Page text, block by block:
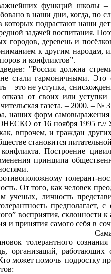
функций школы –
в наши дни, когда,
которых подрастают наши
задачей воспитания.
городов, деревень и
к другим народам,
споров и
"Россия должна
стали гармоничными.
это не уступка,
отказа от своих или
газета. – 2000.
наших форм
ЮНЕСКО
впрочем, и граждан
становится
Построение
принципа
ценностями.
толерант-
От того, как человек
ученых, личность
восприятия, склонности
и принятия самого себя в
Сама по себе проблема
толерантного
организаций,
преодолеть период